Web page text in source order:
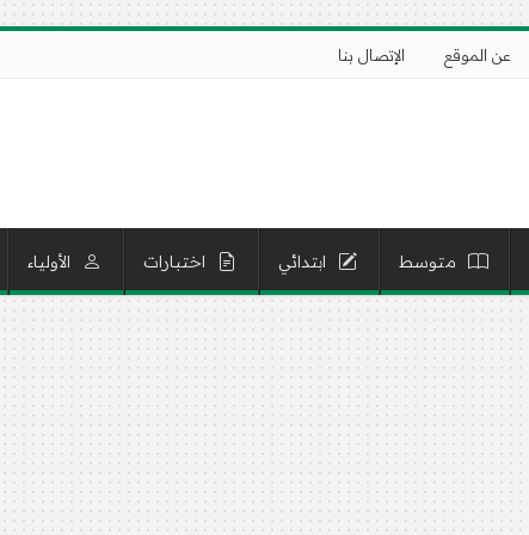
عن الموقع الإتصال بنا
متوسط ابتدائي اختبارات الأولياء